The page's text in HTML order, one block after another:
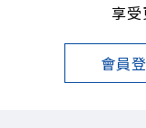
享
會員